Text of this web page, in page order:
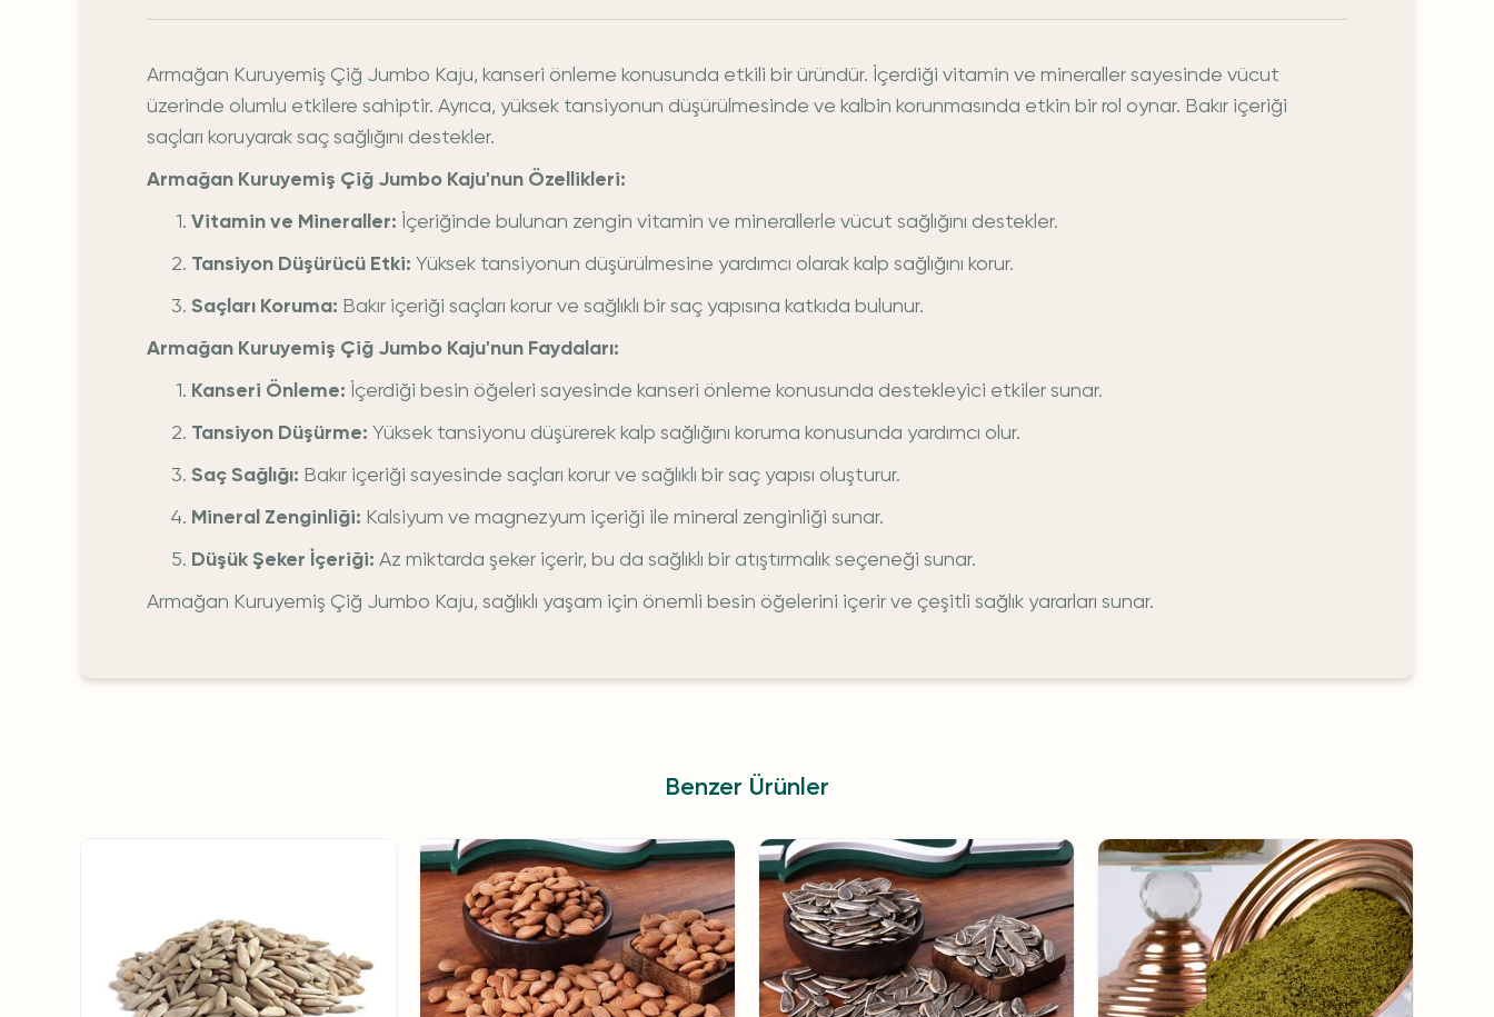
Armağan Kuruyemiş Çiğ Jumbo Kaju, kanseri önleme konusunda etkili bir üründür. İçerdiği vitamin ve mineraller sayesinde vücut
üzerinde olumlu etkilere sahiptir. Ayrıca, yüksek tansiyonun düşürülmesinde ve kalbin korunmasında etkin bir rol oynar. Bakır içeriği
saçları koruyarak saç sağlığını destekler.
Armağan Kuruyemiş Çiğ Jumbo Kaju'nun Özellikleri:
Vitamin ve Mineraller: İçeriğinde bulunan zengin vitamin ve minerallerle vücut sağlığını destekler.
Tansiyon Düşürücü Etki: Yüksek tansiyonun düşürülmesine yardımcı olarak kalp sağlığını korur.
Saçları Koruma: Bakır içeriği saçları korur ve sağlıklı bir saç yapısına katkıda bulunur.
Armağan Kuruyemiş Çiğ Jumbo Kaju'nun Faydaları:
Kanseri Önleme: İçerdiği besin öğeleri sayesinde kanseri önleme konusunda destekleyici etkiler sunar.
Tansiyon Düşürme: Yüksek tansiyonu düşürerek kalp sağlığını koruma konusunda yardımcı olur.
Saç Sağlığı: Bakır içeriği sayesinde saçları korur ve sağlıklı bir saç yapısı oluşturur.
Mineral Zenginliği: Kalsiyum ve magnezyum içeriği ile mineral zenginliği sunar.
Düşük Şeker İçeriği: Az miktarda şeker içerir, bu da sağlıklı bir atıştırmalık seçeneği sunar.
Armağan Kuruyemiş Çiğ Jumbo Kaju, sağlıklı yaşam için önemli besin öğelerini içerir ve çeşitli sağlık yararları sunar.
Benzer Ürünler